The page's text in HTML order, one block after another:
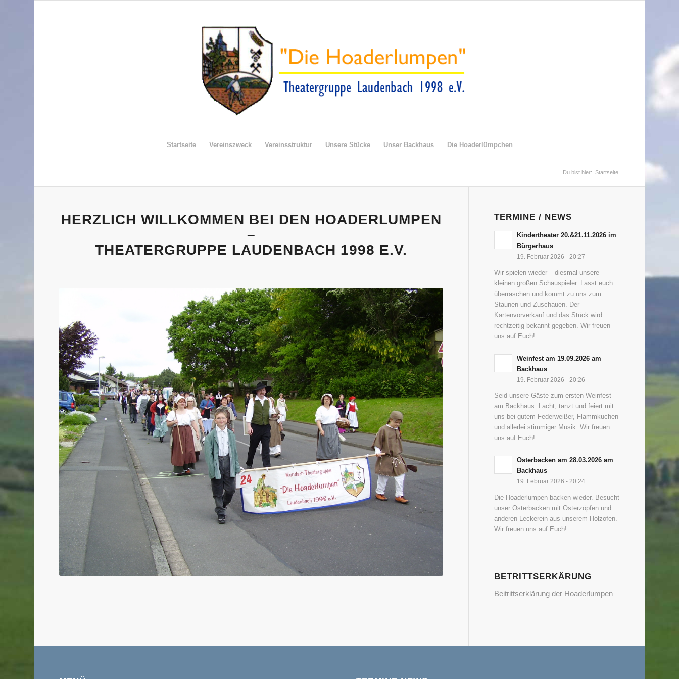
Startseite Vereinszweck Vereinsstruktur Unsere Stücke Unser Backhaus Die Hoaderlümpchen
Du bist hier: Startseite
HERZLICH WILLKOMMEN BEI DEN HOADERLUMPEN
–
THEATERGRUPPE LAUDENBACH 1998 E.V.
TERMINE / NEWS
Kindertheater 20.&21.11.2026 im
Bürgerhaus
19. Februar 2026 - 20:27
Wir spielen wieder – diesmal unsere
kleinen großen Schauspieler. Lasst euch
überraschen und kommt zu uns zum
Staunen und Zuschauen. Der
Kartenvorverkauf und das Stück wird
rechtzeitig bekannt gegeben. Wir freuen
uns auf Euch!
Weinfest am 19.09.2026 am
Backhaus
19. Februar 2026 - 20:26
Seid unsere Gäste zum ersten Weinfest
am Backhaus. Lacht, tanzt und feiert mit
uns bei gutem Federweißer, Flammkuchen
und allerlei stimmiger Musik. Wir freuen
uns auf Euch!
Osterbacken am 28.03.2026 am
Backhaus
19. Februar 2026 - 20:24
Die Hoaderlumpen backen wieder. Besucht
unser Osterbacken mit Osterzöpfen und
anderen Leckerein aus unserem Holzofen.
Wir freuen uns auf Euch!
BETRITTSERKÄRUNG
Beitrittserklärung der Hoaderlumpen